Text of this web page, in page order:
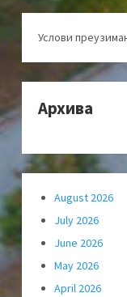
Услови
Архива
August 2026
July 2026
June 2026
May 2026
April 2026